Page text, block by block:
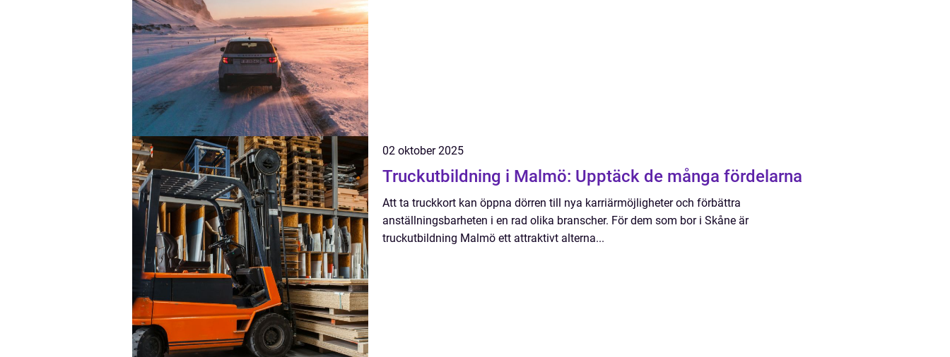
02 oktober 2025
Truckutbildning i Malmö: Upptäck de många fördelarna
Att ta truckkort kan öppna dörren till nya karriärmöjligheter och förbättra
anställningsbarheten i en rad olika branscher. För dem som bor i Skåne är
truckutbildning Malmö ett attraktivt alterna...